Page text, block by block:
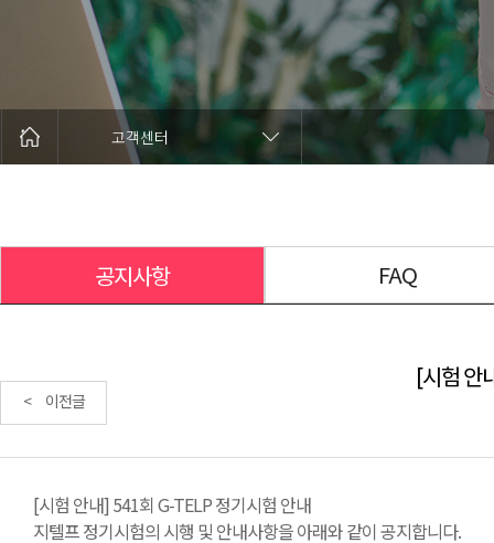
고객센터
공지사항 FAQ
[시험 안
< 이전글
[시험 안내] 541회 G-TELP 정기시험 안내
지텔프 정기시험의 시행 및 안내사항을 아래와 같이 공지합니다.